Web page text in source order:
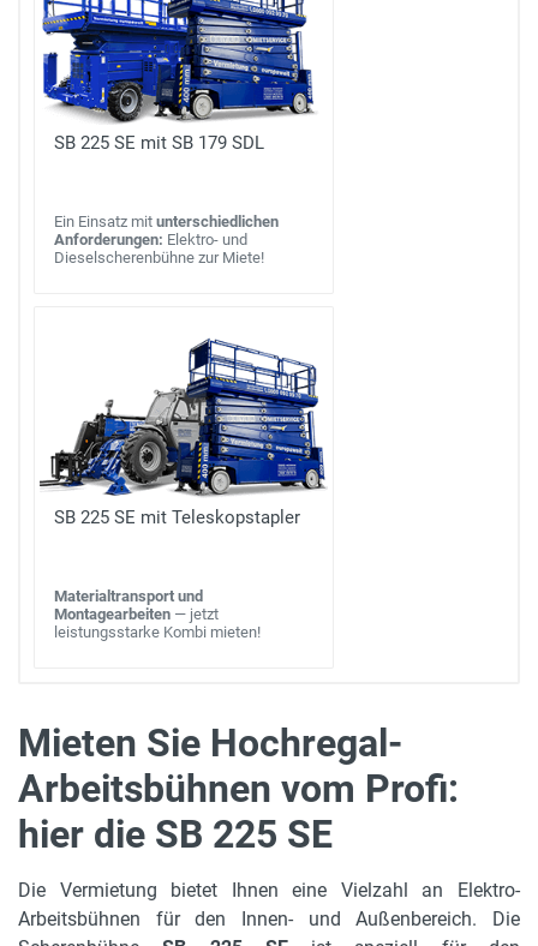
SB 225 SE mit SB 179 SDL
Ein Einsatz mit unterschiedlichen
Anforderungen: Elektro- und
Dieselscherenbühne zur Miete!
SB 225 SE mit Teleskopstapler
Materialtransport und
Montagearbeiten — jetzt
leistungsstarke Kombi mieten!
max. Arbeitshöhe
22.5 m
3.72 m
Mieten Sie Hochregal-
Arbeitsbühnen vom Profi:
hier die SB 225 SE
Die Vermietung bietet Ihnen eine Vielzahl an Elektro-
Arbeitsbühnen für den Innen- und Außenbereich. Die